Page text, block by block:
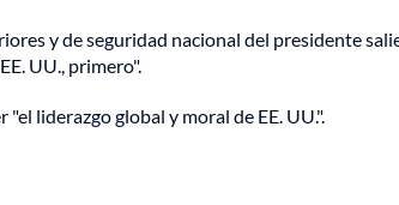
y de seguridad nacional del presidente
UU., primero".
liderazgo global y moral de EE. UU.".